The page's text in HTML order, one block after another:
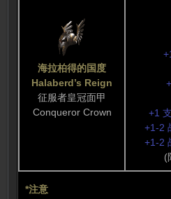
海拉柏得的国度
Halaberd’s Reign
征服者皇冠面甲
Conqueror Crown
+1
+1-2
+1-2
(
*注意